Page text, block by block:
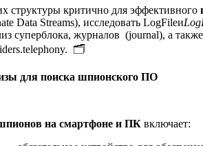
структуры критично для эффективного
Data Streams), исследовать LogFileи
суперблока, журналов (journal), а
🗂️
для поиска шпионского ПО
на смартфоне и ПК включает: